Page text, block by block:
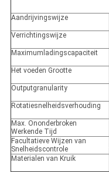
Aandrijvingswijze
Verrichtingswijze
Maximumladingscapaciteit
Het voeden Grootte
Outputgranularity
Rotatiesnelheidsverhouding
Max. Ononderbroken
Werkende Tijd
Facultatieve Wijzen van
Snelheidscontrole
Materialen van Kruik